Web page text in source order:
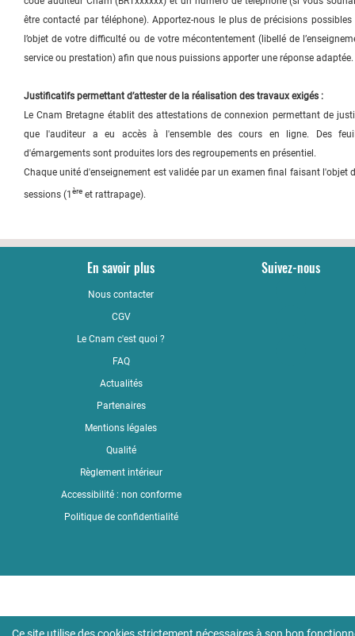
être contacté par téléphone). Apportez-nous le plus de précisions possibles
l’objet de votre difficulté ou de votre mécontentement (libellé de
service ou prestation) afin que nous puissions apporter une réponse adaptée.
Justificatifs permettant d’attester de la réalisation des travaux exigés :
Le Cnam Bretagne établit des attestations de connexion permettant de
que l'auditeur a eu accès à l'ensemble des cours en ligne. Des
d'émargements sont produites lors des regroupements en présentiel.
Chaque unité d'enseignement est validée par un examen final faisant l'objet
sessions (1 ère et rattrapage).
En savoir plus
Nous contacter
CGV
Le Cnam c'est quoi ?
FAQ
Actualités
Partenaires
Mentions légales
Qualité
Règlement intérieur
Accessibilité : non conforme
Politique de confidentialité
Suivez-nous